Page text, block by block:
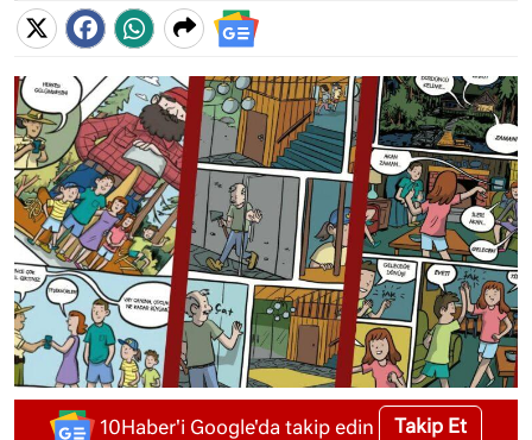
10Haber'i Google'da takip edin Takip Et